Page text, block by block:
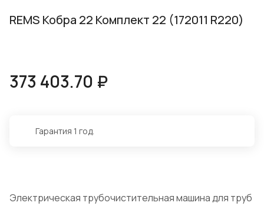
REMS Кобра 22 Комплект 22 (172011 R220)
373 403.70 ₽
Гарантия 1 год.
Электрическая трубочистительная машина для труб